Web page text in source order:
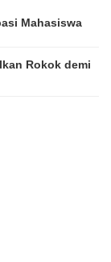
Mahasiswa
Rokok demi